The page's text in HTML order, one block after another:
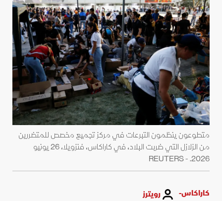
متطوعون ينظمون التبرعات في مركز تجميع مخصص للمتضررين
من الزلازل التي ضربت البلاد، في كاراكاس، فنزويلا، 26 يونيو
2026. - REUTERS
كاراكاس- رويترز